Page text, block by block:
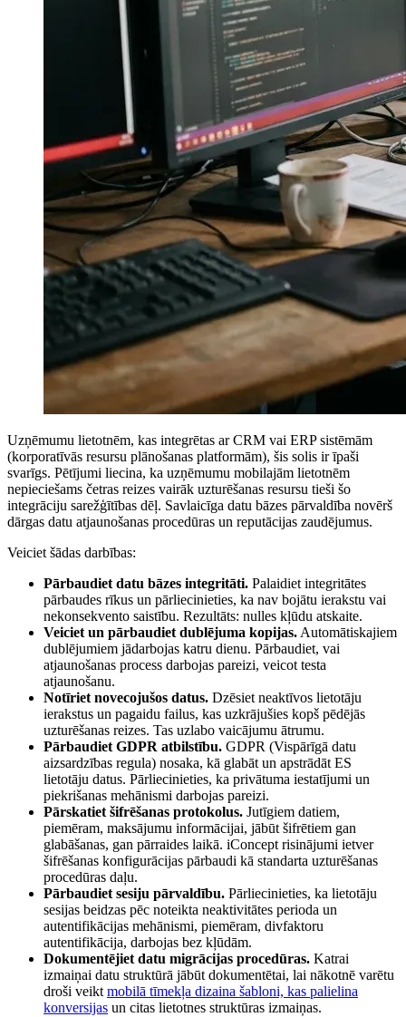
Uzņēmumu lietotnēm, kas integrētas ar CRM vai ERP sistēmām
(korporatīvās resursu plānošanas platformām), šis solis ir īpaši
svarīgs. Pētījumi liecina, ka uzņēmumu mobilajām lietotnēm
nepieciešams četras reizes vairāk uzturēšanas resursu tieši šo
integrāciju sarežģītības dēļ. Savlaicīga datu bāzes pārvaldība novērš
dārgas datu atjaunošanas procedūras un reputācijas zaudējumus.
Veiciet šādas darbības:
Pārbaudiet datu bāzes integritāti. Palaidiet integritātes
pārbaudes rīkus un pārliecinieties, ka nav bojātu ierakstu vai
nekonsekvento saistību. Rezultāts: nulles kļūdu atskaite.
Veiciet un pārbaudiet dublējuma kopijas. Automātiskajiem
dublējumiem jādarbojas katru dienu. Pārbaudiet, vai
atjaunošanas process darbojas pareizi, veicot testa
atjaunošanu.
Notīriet novecojušos datus. Dzēsiet neaktīvos lietotāju
ierakstus un pagaidu failus, kas uzkrājušies kopš pēdējās
uzturēšanas reizes. Tas uzlabo vaicājumu ātrumu.
Pārbaudiet GDPR atbilstību. GDPR (Vispārīgā datu
aizsardzības regula) nosaka, kā glabāt un apstrādāt ES
lietotāju datus. Pārliecinieties, ka privātuma iestatījumi un
piekrišanas mehānismi darbojas pareizi.
Pārskatiet šifrēšanas protokolus. Jutīgiem datiem,
piemēram, maksājumu informācijai, jābūt šifrētiem gan
glabāšanas, gan pārraides laikā. iConcept risinājumi ietver
šifrēšanas konfigurācijas pārbaudi kā standarta uzturēšanas
procedūras daļu.
Pārbaudiet sesiju pārvaldību. Pārliecinieties, ka lietotāju
sesijas beidzas pēc noteikta neaktivitātes perioda un
autentifikācijas mehānismi, piemēram, divfaktoru
autentifikācija, darbojas bez kļūdām.
Dokumentējiet datu migrācijas procedūras. Katrai
izmaiņai datu struktūrā jābūt dokumentētai, lai nākotnē varētu
droši veikt mobilā tīmekļa dizaina šabloni, kas palielina
konversijas un citas lietotnes struktūras izmaiņas.